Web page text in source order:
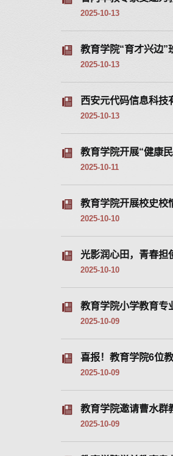
2025-10-13
教育学院“育才兴边”
2025-10-13
西安元代码信息科技
2025-10-13
教育学院开展“健康
2025-10-11
教育学院开展校史校
2025-10-10
光影润心田，青春
2025-10-10
教育学院小学教育专
2025-10-09
喜报！教育学院6位
2025-10-09
教育学院邀请曹水群
2025-10-09